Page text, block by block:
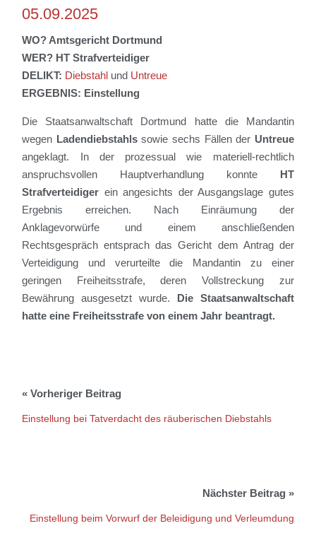
05.09.2025
WO? Amtsgericht Dortmund
WER? HT Strafverteidiger
DELIKT: Diebstahl und Untreue
ERGEBNIS: Einstellung
Die Staatsanwaltschaft Dortmund hatte die Mandantin
wegen Ladendiebstahlssowie sechs Fällen der Untreue
angeklagt. In der prozessual wie materiell-rechtlich
anspruchsvollen Hauptverhandlung konnte HT
Strafverteidiger ein angesichts der Ausgangslage gutes
Ergebnis erreichen. Nach Einräumung der
Anklagevorwürfe und einem anschließenden
Rechtsgespräch entsprach das Gericht dem Antrag der
Verteidigung und verurteilte die Mandantin zu einer
geringen Freiheitsstrafe, deren Vollstreckung zur
Bewährung ausgesetzt wurde. Die Staatsanwaltschaft
hatte eine Freiheitsstrafe von einem Jahr beantragt.
Einstellung bei Tatverdacht des räuberischen Diebstahls
Einstellung beim Vorwurf der Beleidigung und Verleumdung